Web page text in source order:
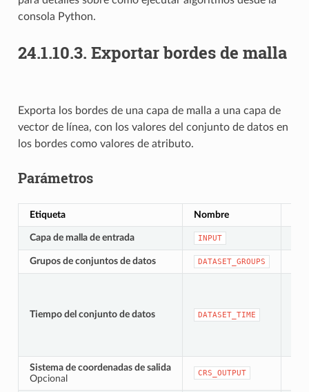
consola Python.
24.1.10.3. Exportar bordes de malla
Exporta los bordes de una capa de malla a una capa de
vector de línea, con los valores del conjunto de datos en
los bordes como valores de atributo.
Parámetros
Etiqueta Nombre
Capa de malla de entrada INPUT
Grupos de conjuntos de datos DATASET_GROUPS
Tiempo del conjunto de datos DATASET_TIME
Sistema de coordenadas de salida
Opcional
CRS_OUTPUT